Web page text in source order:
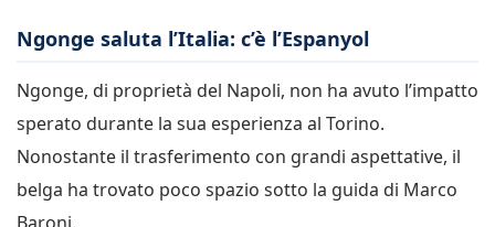
Ngonge saluta l’Italia: c’è l’Espanyol
Ngonge, di proprietà del Napoli, non ha avuto l’impatto
sperato durante la sua esperienza al Torino.
Nonostante il trasferimento con grandi aspettative, il
belga ha trovato poco spazio sotto la guida di Marco